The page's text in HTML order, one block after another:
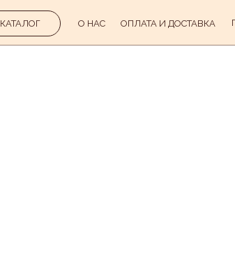
КАТАЛОГ О НАС ОПЛАТА И ДОСТАВКА